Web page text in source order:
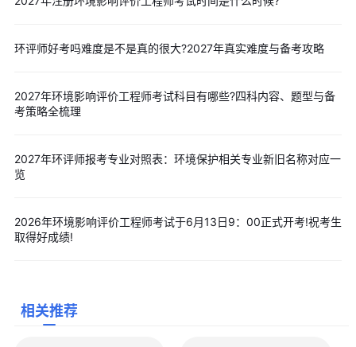
容量估算、噪声叠加计算等内容，涉及物料衡算、大气扩散模型、
五、环境影响评价案例分析分值
分，合格分数线为72分，考试时长为180分钟。试卷共设置8道大
题，考生需从中选做6道，每题20分。
人员注意事项和作答须知。真题通常涵盖工业类项目如化工、电
能""化工园区规划"两大热点，2026年考试预计将继续围绕"双
所有科目合格标准统一为试卷满分的60%。环境影响评价相关
法律法规需达到90分方可合格，其余三科均需达到72分。考试成绩
环评师好考吗难度是不是真的很大?2027年真实难度与备考攻略
2027年环境影响评价工程师考试科目有哪些?四科内容、题型与备
考策略全梳理
2027年环评师报考专业对照表：环境保护相关专业新旧名称对应一
览
2026年环境影响评价工程师考试于6月13日9：00正式开考!祝考生
取得好成绩!
相关推荐